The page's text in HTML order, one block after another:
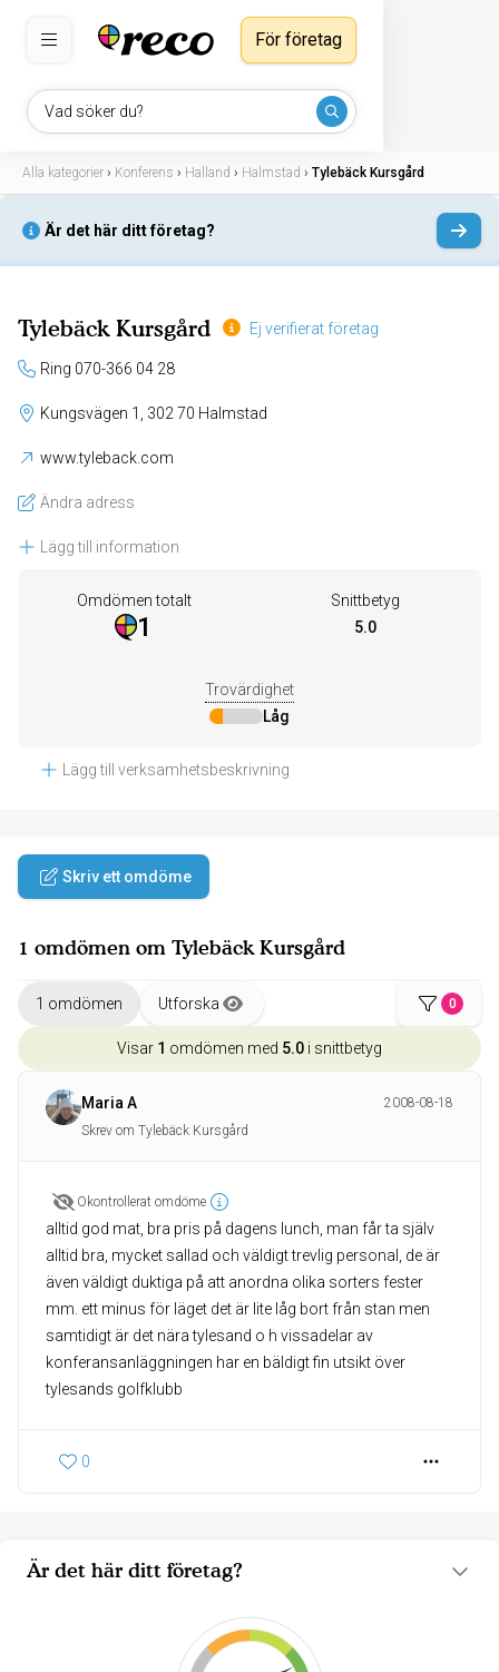
Vad söker du?
För företag
Alla kategorier › Konferens › Halland › Halmstad › Tylebäck Kursgård
Är det här ditt företag?
Tylebäck Kursgård Ej verifierat företag
Ring 070-366 04 28
Kungsvägen 1, 302 70 Halmstad
www.tyleback.com
Ändra adress
Lägg till information
Omdömen totalt
1
Snittbetyg
5.0
Trovärdighet
Låg
Lägg till verksamhetsbeskrivning
Är det här ditt företag?
Skriv ett omdöme
1 omdömen om Tylebäck Kursgård
1 omdömen Utforska 0
Visar 1 omdömen med 5.0 i snittbetyg
Maria A
2008-08-18
Skrev om Tylebäck Kursgård
Okontrollerat omdöme
alltid god mat, bra pris på dagens lunch, man får ta själv
alltid bra, mycket sallad och väldigt trevlig personal, de är
även väldigt duktiga på att anordna olika sorters fester
mm. ett minus för läget det är lite låg bort från stan men
samtidigt är det nära tylesand o h vissadelar av
konferansanläggningen har en bäldigt fin utsikt över
tylesands golfklubb
0